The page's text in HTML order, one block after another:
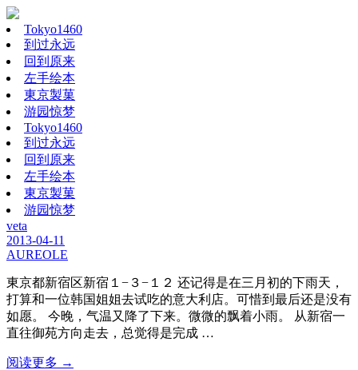
Tokyo1460
到过永远
回到原来
左手绘本
東京製菓
游园惊梦
Tokyo1460
到过永远
回到原来
左手绘本
東京製菓
游园惊梦
veta
2013-04-11
AUREOLE
東京都新宿区新宿１−３−１２ 还记得是在三月初的下雨天，
打算和一位韩国姐姐去试吃的意大利店。可惜到最后还是没有
如愿。 今晚，气温又降了下来。微微的飘着小雨。 从新宿一
直往御苑方向走去，总觉得是完成 …
阅读更多 →